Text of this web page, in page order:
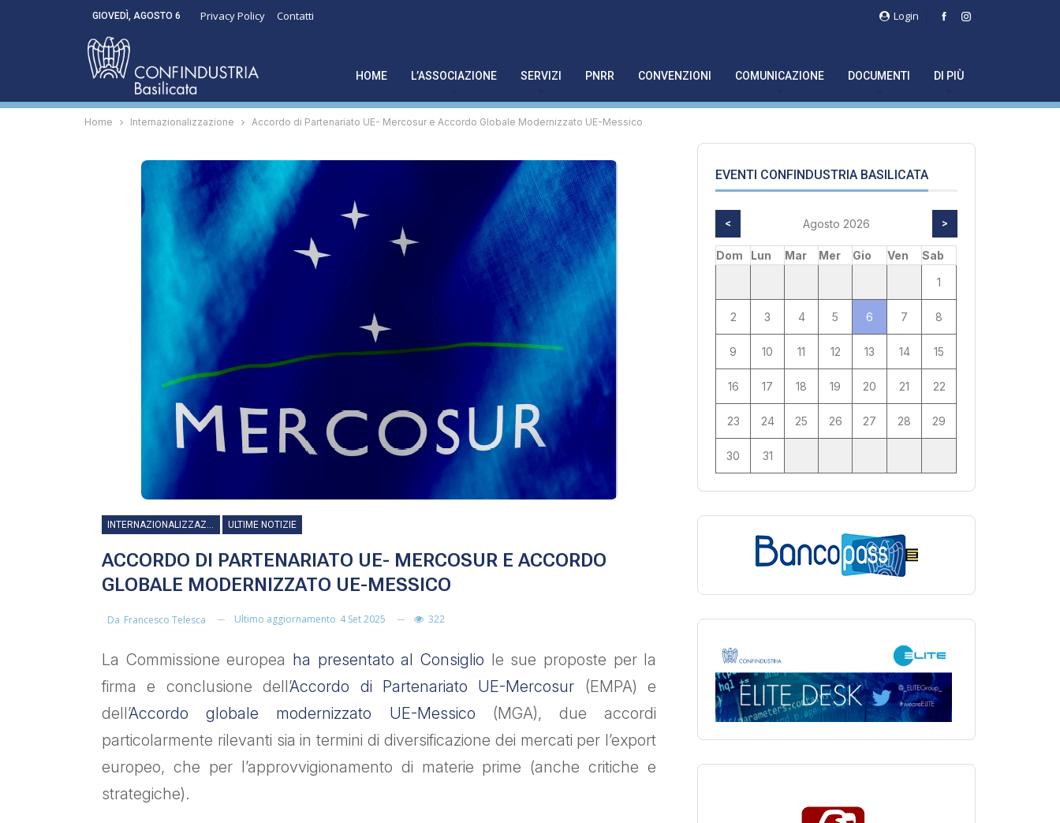
Login
GIOVEDÌ, AGOSTO 6 Privacy Policy Contatti
HOME L’ASSOCIAZIONE SERVIZI PNRR CONVENZIONI COMUNICAZIONE DOCUMENTI DI PIÙ
Home Internazionalizzazione Accordo di Partenariato UE- Mercosur e Accordo Globale Modernizzato UE-Messico
INTERNAZIONALIZZAZIONE ULTIME NOTIZIE
ACCORDO DI PARTENARIATO UE- MERCOSUR E ACCORDO
GLOBALE MODERNIZZATO UE-MESSICO
Da Francesco Telesca Ultimo aggiornamento 4 Set 2025 322
La Commissione europea ha presentato al Consiglio le sue proposte per la
firma e conclusione dell’Accordo di Partenariato UE-Mercosur (EMPA) e
dell’Accordo globale modernizzato UE-Messico (MGA), due accordi
particolarmente rilevanti sia in termini di diversificazione dei mercati per l’export
europeo, che per l’approvvigionamento di materie prime (anche critiche e
strategiche).
EVENTI CONFINDUSTRIA BASILICATA
< Agosto 2026 >
Dom Lun Mar Mer Gio Ven
Sab
1
2 3 4 5 6 7 8
9 10 11 12 13 14 15
16 17 18 19 20 21 22
23 24 25 26 27 28 29
30 31